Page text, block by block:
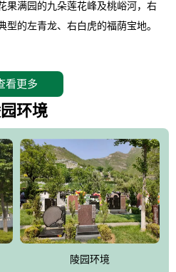
果满园的九朵莲花峰及桃峪河，右
的左青龙、右白虎的福荫宝地。
挨明十三陵，三面环山，坐北朝
厚。”并感叹的说出了桃峰陵园是“人
打坐品桃，并将桃核植于此谷，至
而得名。
持着相对原始的生态环境，飞鸟、
人与自然和谐共处的佳境，是安息
看更多
环境
陵园环境